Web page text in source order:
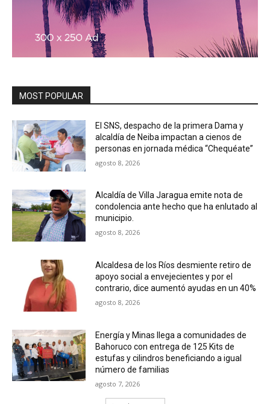
MOST POPULAR
El SNS, despacho de la primera Dama y
alcaldía de Neiba impactan a cienos de
personas en jornada médica “Chequéate”
agosto 8, 2026
Alcaldía de Villa Jaragua emite nota de
condolencia ante hecho que ha enlutado al
municipio.
agosto 8, 2026
Alcaldesa de los Ríos desmiente retiro de
apoyo social a envejecientes y por el
contrario, dice aumentó ayudas en un 40%
agosto 8, 2026
Energía y Minas llega a comunidades de
Bahoruco con entrega de 125 Kits de
estufas y cilindros beneficiando a igual
número de familias
agosto 7, 2026